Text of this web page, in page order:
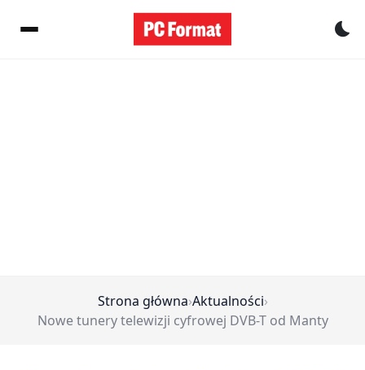
Strona główna›Aktualności›
Nowe tunery telewizji cyfrowej DVB-T od Manty